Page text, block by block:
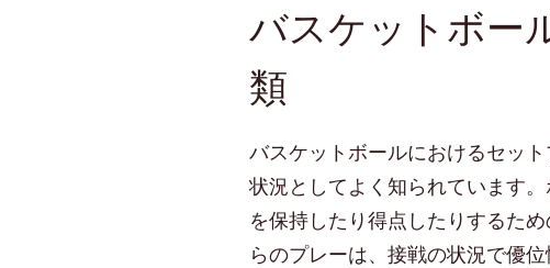
バスケットボー
類
バスケットボールにおけるセッ
状況としてよく知られています
を保持したり得点したりするた
らのプレーは、接戦の状況で優